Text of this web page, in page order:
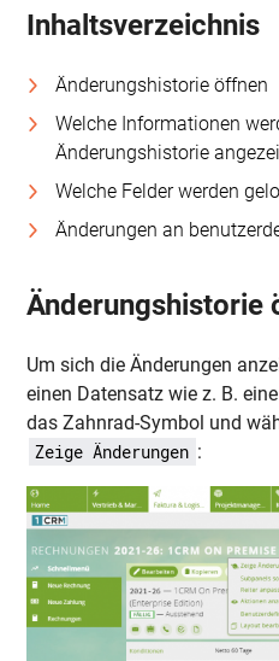
Inhaltsverzeichnis
Änderungshistorie öffnen
Welche Informationen
Änderungshistorie
Welche Felder werden
Änderungen an
Änderungshistorie
Um sich die Änderungen
einen Datensatz wie z. B.
das Zahnrad-Symbol und
Zeige Änderungen :